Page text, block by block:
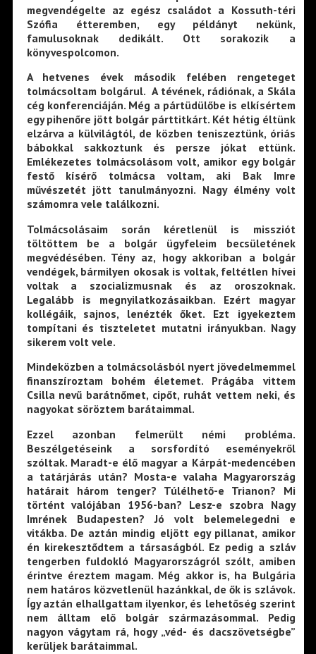
megvendégelte az egész családot a Kossuth-téri
Szófia étteremben, egy példányt nekünk,
famulusoknak dedikált. Ott sorakozik a
könyvespolcomon.
A hetvenes évek második felében rengeteget
tolmácsoltam bolgárul. A tévének, rádiónak, a Skála
cég konferenciáján. Még a pártüdülőbe is elkísértem
egy pihenőre jött bolgár párttitkárt. Két hétig éltünk
elzárva a külvilágtól, de közben teniszeztünk, óriás
bábokkal sakkoztunk és persze jókat ettünk.
Emlékezetes tolmácsolásom volt, amikor egy bolgár
festő kísérő tolmácsa voltam, aki Bak Imre
művészetét jött tanulmányozni. Nagy élmény volt
számomra vele találkozni.
Tolmácsolásaim során kéretlenül is missziót
töltöttem be a bolgár ügyfeleim becsületének
megvédésében. Tény az, hogy akkoriban a bolgár
vendégek, bármilyen okosak is voltak, feltétlen hívei
voltak a szocializmusnak és az oroszoknak.
Legalább is megnyilatkozásaikban. Ezért magyar
kollégáik, sajnos, lenézték őket. Ezt igyekeztem
tompítani és tiszteletet mutatni irányukban. Nagy
sikerem volt vele.
Mindeközben a tolmácsolásból nyert jövedelmemmel
finanszíroztam bohém életemet. Prágába vittem
Csilla nevű barátnőmet, cipőt, ruhát vettem neki, és
nagyokat söröztem barátaimmal.
Ezzel azonban felmerült némi probléma.
Beszélgetéseink a sorsfordító eseményekről
szóltak. Maradt-e élő magyar a Kárpát-medencében
a tatárjárás után? Mosta-e valaha Magyarország
határait három tenger? Túlélhető-e Trianon? Mi
történt valójában 1956-ban? Lesz-e szobra Nagy
Imrének Budapesten? Jó volt belemelegedni e
vitákba. De aztán mindig eljött egy pillanat, amikor
én kirekesztődtem a társaságból. Ez pedig a szláv
tengerben fuldokló Magyarországról szólt, amiben
érintve éreztem magam. Még akkor is, ha Bulgária
nem határos közvetlenül hazánkkal, de ők is szlávok.
Így aztán elhallgattam ilyenkor, és lehetőség szerint
nem álltam elő bolgár származásommal. Pedig
nagyon vágytam rá, hogy „véd- és dacszövetségbe”
kerüljek barátaimmal.